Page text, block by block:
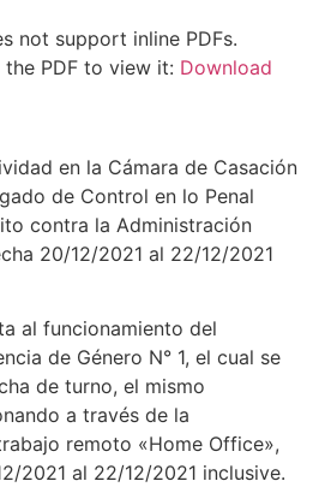
not support inline PDFs.
PDF to view it: Download
en la Cámara de Casación
de Control en lo Penal
contra la Administración
20/12/2021 al 22/12/2021
al funcionamiento del
de Género N° 1, el cual se
de turno, el mismo
a través de la
remoto «Home Office»,
2021 al 22/12/2021 inclusive.